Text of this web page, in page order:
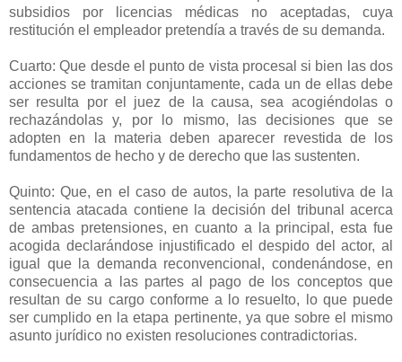
subsidios por licencias médicas no aceptadas, cuya
restitución el empleador pretendía a través de su demanda.
Cuarto: Que desde el punto de vista procesal si bien las dos
acciones se tramitan conjuntamente, cada un de ellas debe
ser resulta por el juez de la causa, sea acogiéndolas o
rechazándolas y, por lo mismo, las decisiones que se
adopten en la materia deben aparecer revestida de los
fundamentos de hecho y de derecho que las sustenten.
Quinto: Que, en el caso de autos, la parte resolutiva de la
sentencia atacada contiene la decisión del tribunal acerca
de ambas pretensiones, en cuanto a la principal, esta fue
acogida declarándose injustificado el despido del actor, al
igual que la demanda reconvencional, condenándose, en
consecuencia a las partes al pago de los conceptos que
resultan de su cargo conforme a lo resuelto, lo que puede
ser cumplido en la etapa pertinente, ya que sobre el mismo
asunto jurídico no existen resoluciones contradictorias.